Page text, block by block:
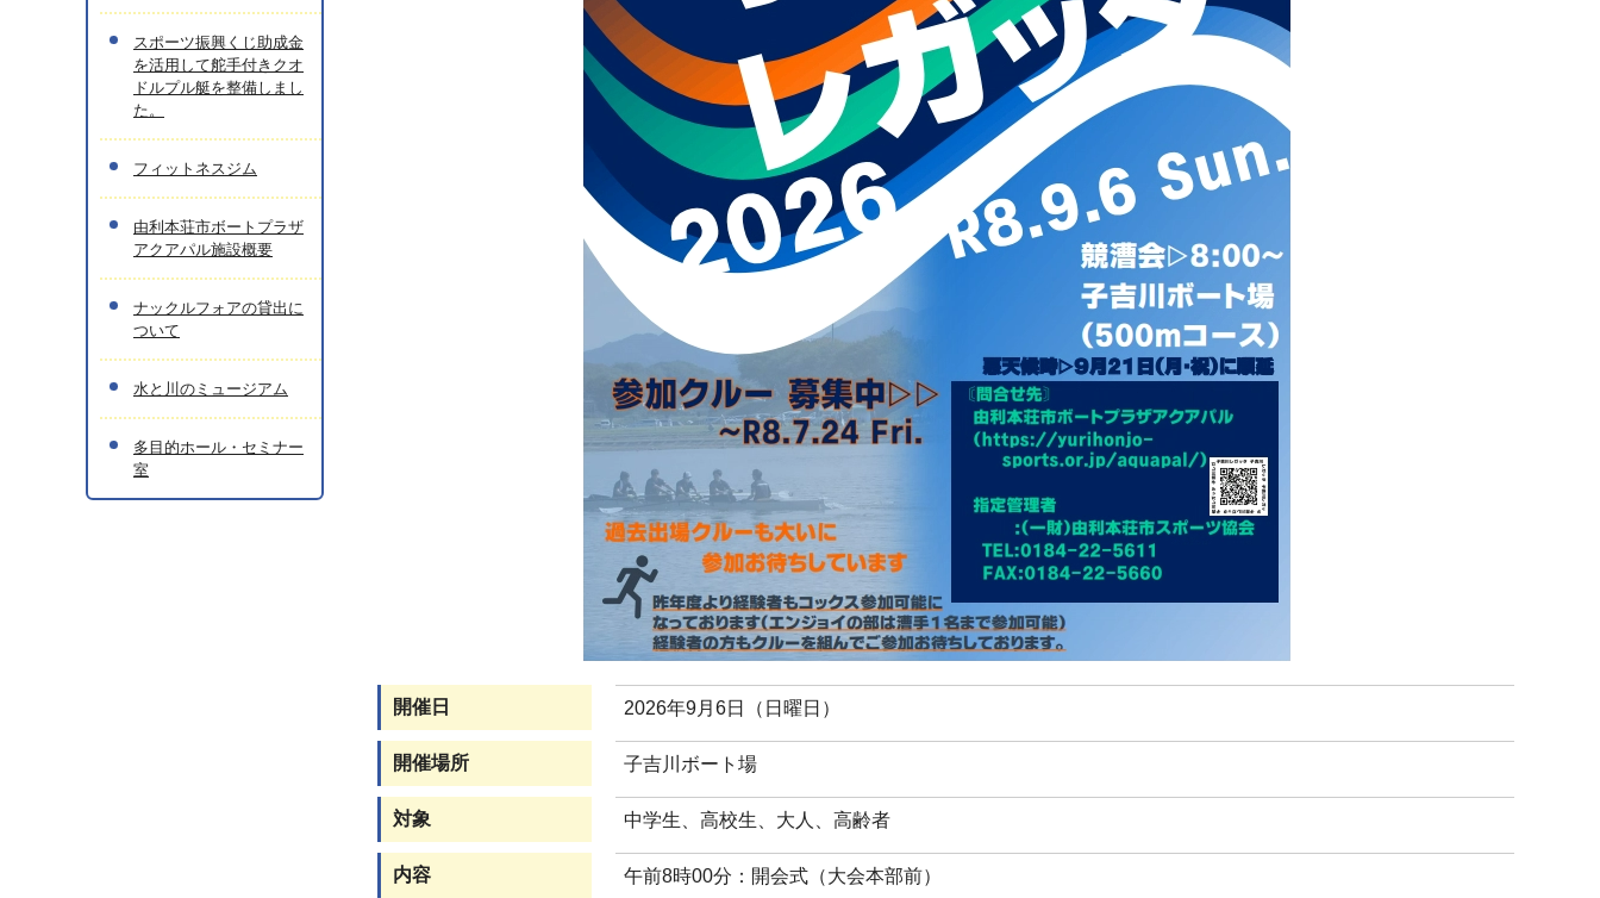
開催日 2026年9月6日（日曜日）
開催場所 子吉川ボート場
対象 中学生、高校生、大人、高齢者
内容
午前8時00分：開会式（大会本部前）
スポーツ振興くじ助成金
を活用して舵手付きクオ
ドルプル艇を整備しまし
た。
フィットネスジム
由利本荘市ボートプラザ
アクアパル施設概要
ナックルフォアの貸出に
ついて
水と川のミュージアム
多目的ホール・セミナー
室